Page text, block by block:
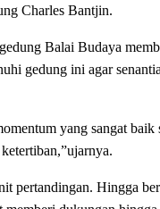
Charles Bantjin.
Balai Budaya
gedung ini agar
yang sangat
pertandingan. Hingga